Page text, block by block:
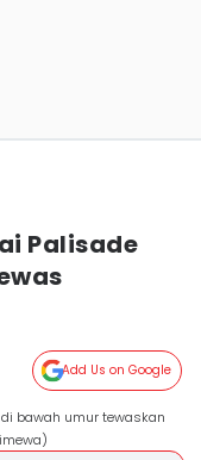
Palisade
Add Us on Google
bawah umur tewaskan